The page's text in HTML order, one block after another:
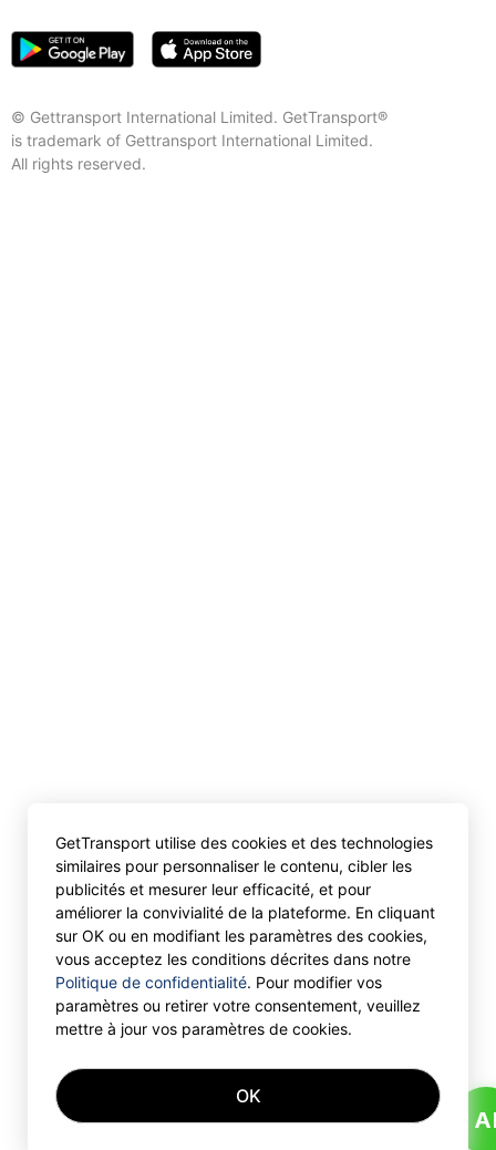
© Gettransport International Limited. GetTransport®
is trademark of Gettransport International Limited.
All rights reserved.
GetTransport utilise des cookies et des technologies
similaires pour personnaliser le contenu, cibler les
publicités et mesurer leur efficacité, et pour
améliorer la convivialité de la plateforme. En cliquant
sur OK ou en modifiant les paramètres des cookies,
vous acceptez les conditions décrites dans notre
Politique de confidentialité. Pour modifier vos
paramètres ou retirer votre consentement, veuillez
mettre à jour vos paramètres de cookies.
OK